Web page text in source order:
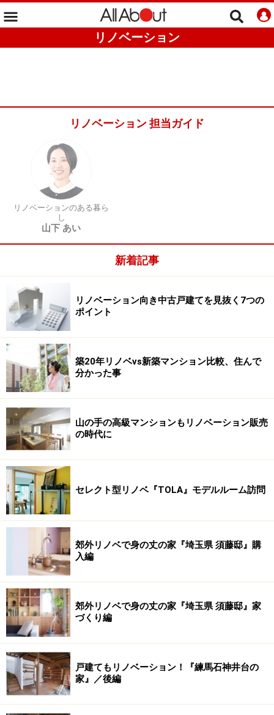
リノベーション
リノベーション 担当ガイド
リノベーションのある暮ら
し
山下 あい
新着記事
リノベーション向き中古戸建てを見抜く7つの
ポイント
築20年リノベvs新築マンション比較、住んで
分かった事
山の手の高級マンションもリノベーション販売
の時代に
セレクト型リノベ『TOLA』モデルルーム訪問
郊外リノベで身の丈の家『埼玉県 須藤邸』購
入編
郊外リノベで身の丈の家『埼玉県 須藤邸』家
づくり編
戸建てもリノベーション！『練馬石神井台の
家』／後編